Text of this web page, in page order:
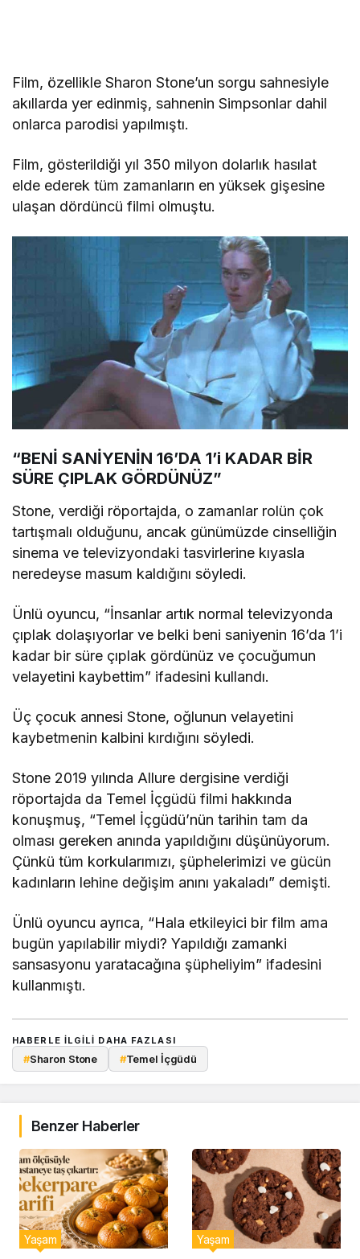
Film, özellikle Sharon Stone’un sorgu sahnesiyle
akıllarda yer edinmiş, sahnenin Simpsonlar dahil
onlarca parodisi yapılmıştı.
Film, gösterildiği yıl 350 milyon dolarlık hasılat
elde ederek tüm zamanların en yüksek gişesine
ulaşan dördüncü filmi olmuştu.
“BENİ SANİYENİN 16’DA 1’i KADAR BİR
SÜRE ÇIPLAK GÖRDÜNÜZ”
Stone, verdiği röportajda, o zamanlar rolün çok
tartışmalı olduğunu, ancak günümüzde cinselliğin
sinema ve televizyondaki tasvirlerine kıyasla
neredeyse masum kaldığını söyledi.
Ünlü oyuncu, “İnsanlar artık normal televizyonda
çıplak dolaşıyorlar ve belki beni saniyenin 16’da 1’i
kadar bir süre çıplak gördünüz ve çocuğumun
velayetini kaybettim” ifadesini kullandı.
Üç çocuk annesi Stone, oğlunun velayetini
kaybetmenin kalbini kırdığını söyledi.
Stone 2019 yılında Allure dergisine verdiği
röportajda da Temel İçgüdü filmi hakkında
konuşmuş, “Temel İçgüdü’nün tarihin tam da
olması gereken anında yapıldığını düşünüyorum.
Çünkü tüm korkularımızı, şüphelerimizi ve gücün
kadınların lehine değişim anını yakaladı” demişti.
Ünlü oyuncu ayrıca, “Hala etkileyici bir film ama
bugün yapılabilir miydi? Yapıldığı zamanki
sansasyonu yaratacağına şüpheliyim” ifadesini
kullanmıştı.
HABERLE ILGILI DAHA FAZLASI
#Sharon Stone #Temel İçgüdü
Benzer Haberler
Yaşam Yaşam